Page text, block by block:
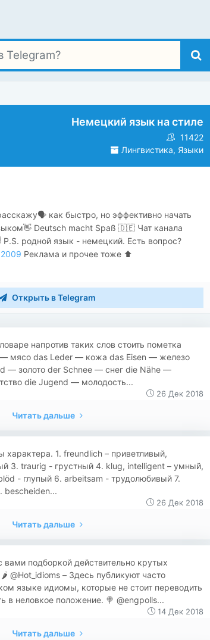
Немецкий язык на стиле
11422
Лингвистика, Языки
как быстро, но эффективно начать
Deutsch macht Spaß 🇩🇪 Чат канала
родной язык - немецкий. Есть вопрос?
Реклама и прочее тоже ⬆️
Открыть в Telegram
напротив таких слов стоить пометка
— мясо das Leder — кожа das Eisen — железо
— золото der Schnee — снег die Nähe —
die Jugend — молодость...
26 Дек 2018
Читать дальше
1. freundlich – приветливый,
3. traurig - грустный 4. klug, intelligent – умный,
- глупый 6. arbeitsam - трудолюбивый 7.
26 Дек 2018
Читать дальше
вами подборкой действительно крутых
@Hot_idioms – Здесь публикуют часто
языке идиомы, которые не стоит переводить
в неловкое положение. 🍭 @engpolls...
14 Дек 2018
Читать дальше